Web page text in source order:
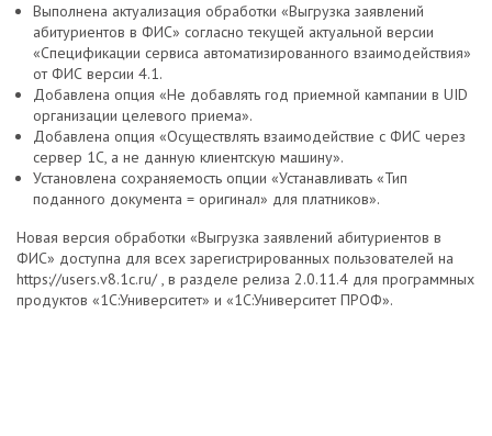
Выполнена актуализация обработки «Выгрузка заявлений
абитуриентов в ФИС» согласно текущей актуальной версии
«Спецификации сервиса автоматизированного взаимодействия»
от ФИС версии 4.1.
Добавлена опция «Не добавлять год приемной кампании в UID
организации целевого приема».
Добавлена опция «Осуществлять взаимодействие с ФИС через
сервер 1С, а не данную клиентскую машину».
Установлена сохраняемость опции «Устанавливать «Тип
поданного документа = оригинал» для платников».
Новая версия обработки «Выгрузка заявлений абитуриентов в
ФИС» доступна для всех зарегистрированных пользователей на
https://users.v8.1c.ru/ , в разделе релиза 2.0.11.4 для программных
продуктов «1С:Университет» и «1С:Университет ПРОФ».